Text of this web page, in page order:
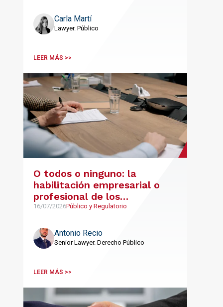
Carla Martí
Lawyer. Público
LEER MÁS >>
O todos o ninguno: la
habilitación empresarial o
profesional de los
integrantes de una UTE
16/07/2026Público y Regulatorio
Antonio Recio
Senior Lawyer. Derecho Público
LEER MÁS >>